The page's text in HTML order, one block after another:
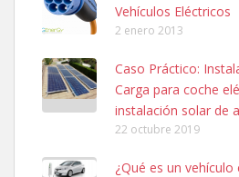
Vehículos Eléctricos
2 enero 2013
Caso Práctico:
Carga para coche
instalación solar de
22 octubre 2019
¿Qué es un vehículo